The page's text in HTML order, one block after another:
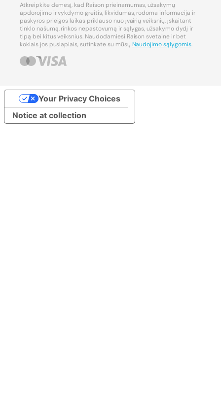
Atkreipkite dėmesį, kad Raison prieinamumas, užsakymų
apdorojimo ir vykdymo greitis, likvidumas, rodoma informacija ir
paskyros prieigos laikas priklauso nuo įvairių veiksnių, įskaitant
tinklo našumą, rinkos nepastovumą ir sąlygas, užsakymo dydį ir
tipą bei kitus veiksnius. Naudodamiesi Raison svetaine ir bet
kokiais jos puslapiais, sutinkate su mūsų Naudojimo sąlygomis.
Notice at collection
Your Privacy Choices